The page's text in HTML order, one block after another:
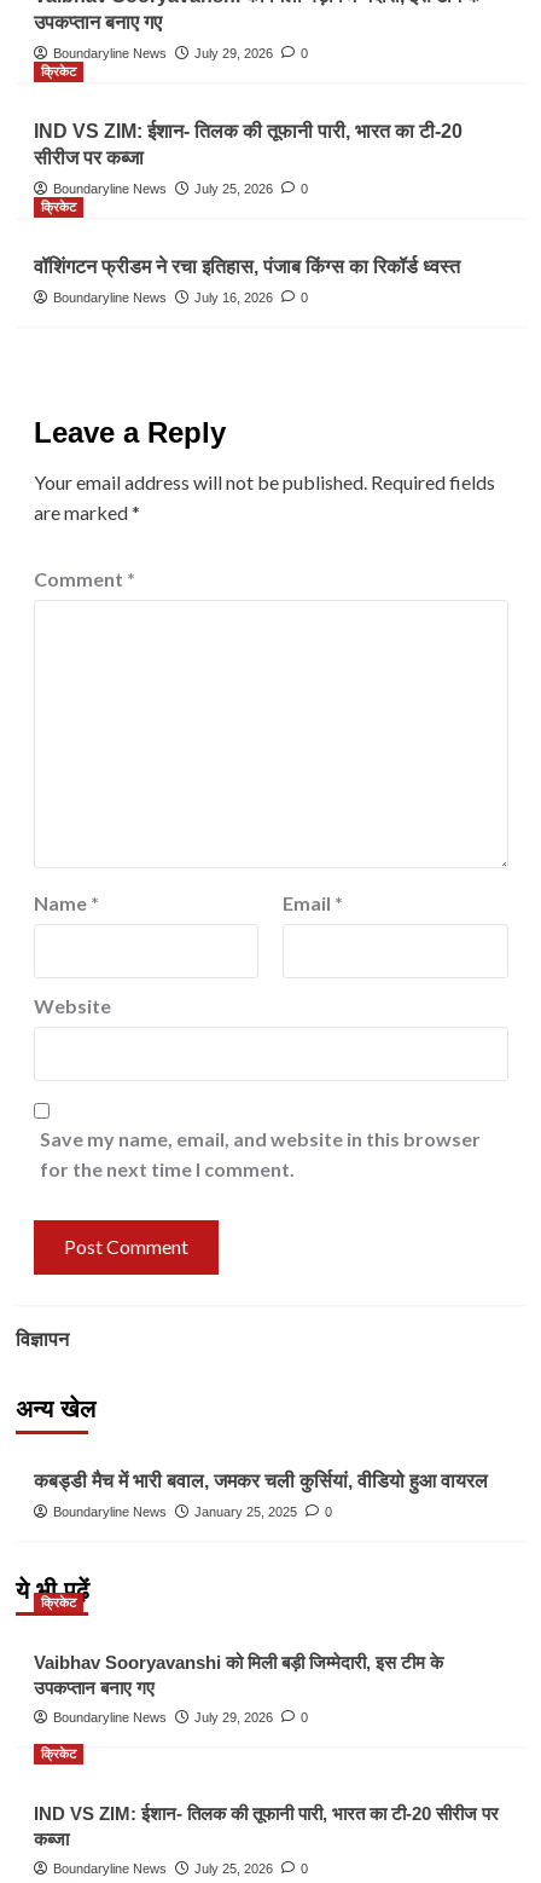
उपकप्तान बनाए गए
Boundaryline News July 29, 2026
0
क्रिकेट
IND VS ZIM: ईशान- तिलक की तूफानी पारी, भारत का टी-20
सीरीज पर कब्जा
Boundaryline News July 25, 2026
0
क्रिकेट
वॉशिंगटन फ्रीडम ने रचा इतिहास, पंजाब किंग्स का रिकॉर्ड ध्वस्त
Boundaryline News July 16, 2026 0
Leave a Reply
Your email address will not be published. Required fields
are marked*
Comment *
Name * Email *
Website
Save my name, email, and website in this browser
for the next time I comment.
विज्ञापन
अन्य खेल
Other Sports
कबड्डी मैच में भारी बवाल, जमकर चली कुर्सियां, वीडियो हुआ वायरल
Boundaryline News January 25, 2025 0
ये भी पढ़ें
क्रिकेट
Vaibhav Sooryavanshi को मिली बड़ी जिम्मेदारी, इस टीम के
उपकप्तान बनाए गए
Boundaryline News July 29, 2026 0
क्रिकेट
IND VS ZIM: ईशान- तिलक की तूफानी पारी, भारत का टी-20 सीरीज पर
कब्जा
Boundaryline News July 25, 2026 0